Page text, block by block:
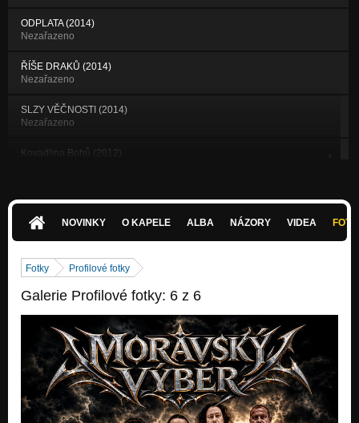
ODPLATA (2014)
Nezařazeno
ŘÍŠE DRAKŮ (2014)
Nezařazeno
SLZY VĚČNOSTI (2014)
Nezařazeno
Kovadlina Bohů (2012)
Hrací Skříňka (2012)
Tajemství Oceli
NOVINKY O KAPELE ALBA NÁZORY VIDEA
Fotky Profilové fotky
Galerie Profilové fotky: 6 z 6